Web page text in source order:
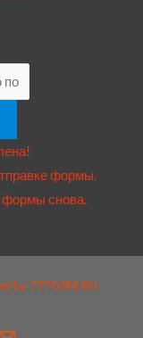
формы.
формы снова.
by 777GSM.RU.